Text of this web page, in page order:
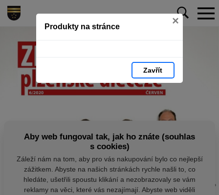
Produkty na stránce ×
Zavřít
Aby web fungoval tak, jak ho znáte (souhlas
s cookies)
Záleží nám na tom, aby pro vás nakupování bylo co nejlepší
zážitkem. Abyste na našich stránkách rychle našli to, co
hledáte, ušetřili spoustu klikání a nezobrazovaly se vám
reklamy na věci, které vás nezajímají. Abyste web viděli